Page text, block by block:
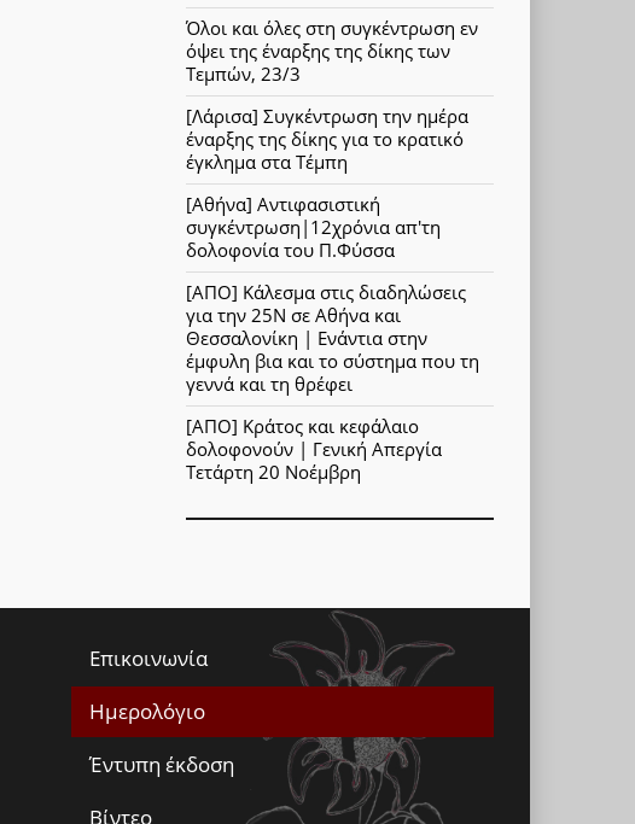
Όλοι και όλες στη συγκέντρωση εν
όψει της έναρξης της δίκης των
Τεμπών, 23/3
[Λάρισα] Συγκέντρωση την ημέρα
έναρξης της δίκης για το κρατικό
έγκλημα στα Τέμπη
[Αθήνα] Αντιφασιστική
συγκέντρωση|12χρόνια απ'τη
δολοφονία του Π.Φύσσα
[ΑΠΟ] Κάλεσμα στις διαδηλώσεις
για την 25Ν σε Αθήνα και
Θεσσαλονίκη | Ενάντια στην
έμφυλη βια και το σύστημα που τη
γεννά και τη θρέφει
[ΑΠΟ] Κράτος και κεφάλαιο
δολοφονούν | Γενική Απεργία
Τετάρτη 20 Νοέμβρη
Επικοινωνία
Ημερολόγιο
Έντυπη έκδοση
Βίντεο